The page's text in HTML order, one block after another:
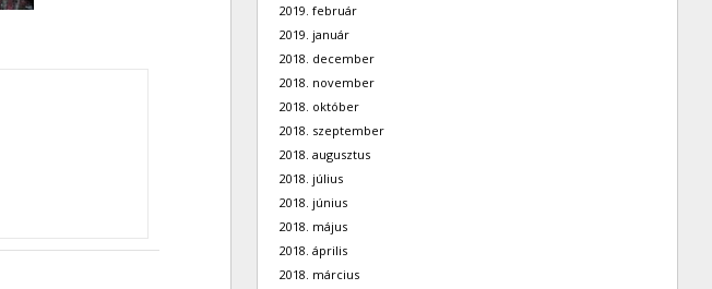
2019. február
2019. január
2018. december
2018. november
2018. október
2018. szeptember
2018. augusztus
2018. július
2018. június
2018. május
2018. április
2018. március